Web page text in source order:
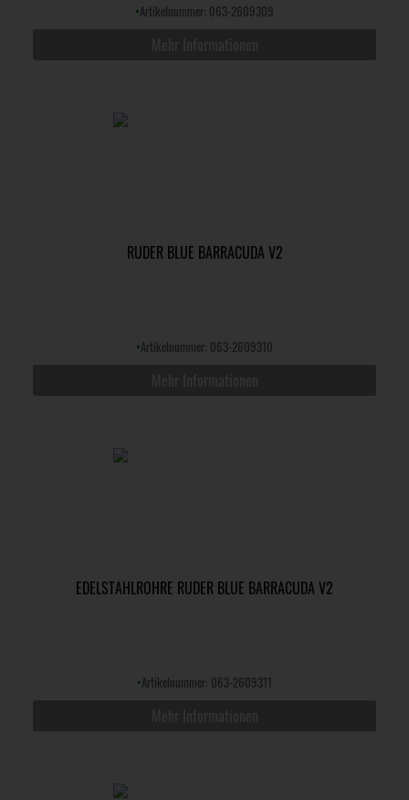
•Artikelnummer: 063-2609309
RUDER BLUE BARRACUDA V2
•Artikelnummer: 063-2609310
EDELSTAHLROHRE RUDER BLUE BARRACUDA V2
•Artikelnummer: 063-2609311